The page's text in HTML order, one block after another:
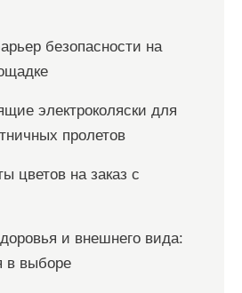
безопасности на
электроколяски для
пролетов
цветов на заказ с
и внешнего вида:
в выборе